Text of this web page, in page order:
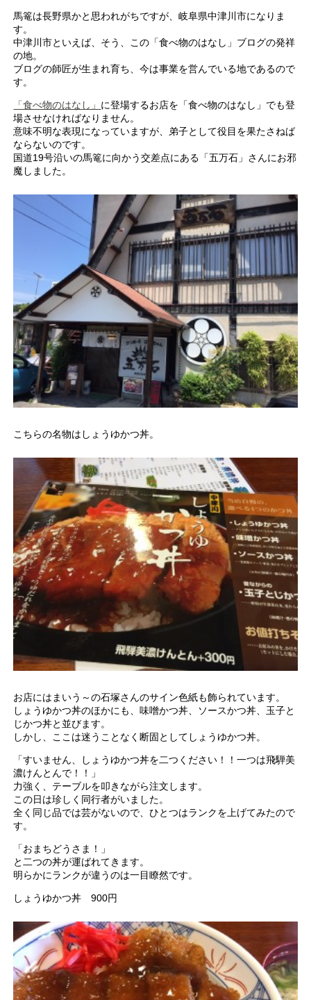
馬篭は長野県かと思われがちですが、岐阜県中津川市になりま
す。
中津川市といえば、そう、この「食べ物のはなし」ブログの発祥
の地。
ブログの師匠が生まれ育ち、今は事業を営んでいる地であるので
す。
「食べ物のはなし」 に登場するお店を「食べ物のはなし」でも登
場させなければなりません。
意味不明な表現になっていますが、弟子として役目を果たさねば
ならないのです。
国道19号沿いの馬篭に向かう交差点にある「五万石」さんにお邪
魔しました。
こちらの名物はしょうゆかつ丼。
お店にはまいう～の石塚さんのサイン色紙も飾られています。
しょうゆかつ丼のほかにも、味噌かつ丼、ソースかつ丼、玉子と
じかつ丼と並びます。
しかし、ここは迷うことなく断固としてしょうゆかつ丼。
「すいません、しょうゆかつ丼を二つください！！一つは飛騨美
濃けんとんで！！」
力強く、テーブルを叩きながら注文します。
この日は珍しく同行者がいました。
全く同じ品では芸がないので、ひとつはランクを上げてみたので
す。
「おまちどうさま！」
と二つの丼が運ばれてきます。
明らかにランクが違うのは一目瞭然です。
しょうゆかつ丼 900円